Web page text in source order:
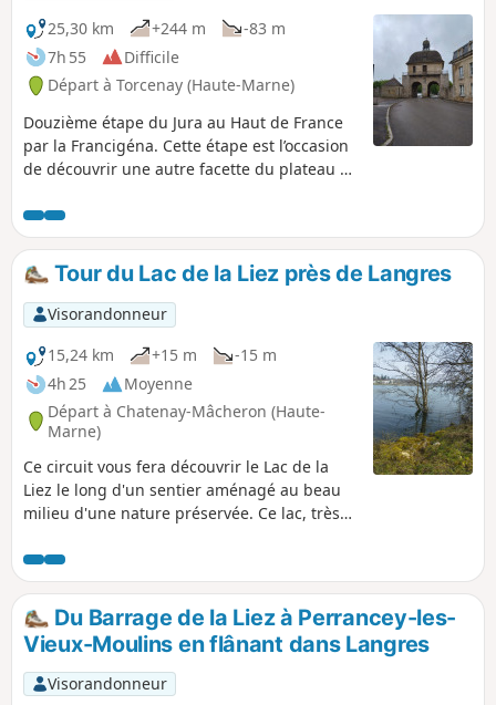
25,30 km
+244 m
-83 m
7h 55
Difficile
Départ à Torcenay (Haute-Marne)
Douzième étape du Jura au Haut de France
par la Francigéna. Cette étape est l’occasion
de découvrir une autre facette du plateau de
Bourgogne et la Champagne, ce plateau
calcaire présente un important réseau
karstique duquel de nombreux fleuves et
rivières prennent leur source. Non loin du
plateau il existe un site unique en France :
un "point triple" hydrographique. Ici, l'avenir
d'une goutte de pluie se joue à un mètre
près : selon l'endroit où elle tombe, elle peut
se retrouver en Méditerranée, dans
l'Atlantique ou en Mer du Nord. La fin de
possède un patrimoine protégé qui
témoigne des différentes périodes de
l’Histoire.
Tour du Lac de la Liez près de Langres
Visorandonneur
15,24 km
+15 m
-15 m
4h 25
Moyenne
Départ à Chatenay-Mâcheron (Haute-
Marne)
Ce circuit vous fera découvrir le Lac de la
Liez le long d'un sentier aménagé au beau
milieu d'une nature préservée. Ce lac, très
la plage, soit en participant aux différentes
activités proposées (voile, ski nautique,
bouée tractée, etc). Mais les amateurs de
nature pourront largement en profiter en
dehors de la zone proche de la digue du
Réservoir de la Liez et de Langres Plage.
Du Barrage de la Liez à Perrancey-les-
Vieux-Moulins en flânant dans Langres
Visorandonneur